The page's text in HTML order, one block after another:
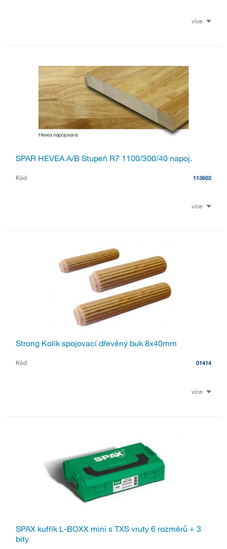
více
SPAR HEVEA A/B Stupeň R7 1100/300/40 napoj.
Kód 113602
více
Strong Kolík spojovací dřevěný buk 8x40mm
Kód 01414
více
SPAX kufřík L-BOXX mini s TXS vruty 6 rozměrů + 3
bity